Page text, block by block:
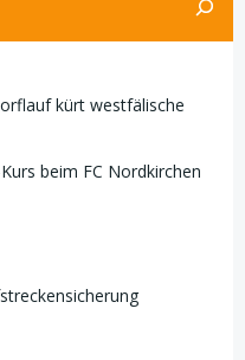
kürt westfälische
beim FC Nordkirchen